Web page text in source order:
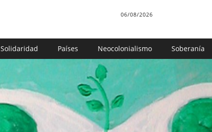
06/08/2026
Solidaridad Países Neocolonialismo Soberanía